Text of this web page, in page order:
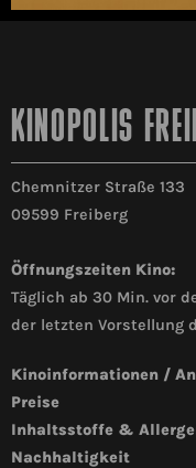
KINOPOLIS
Chemnitzer Straße 133
09599 Freiberg
Öffnungszeiten Kino:
Täglich ab 30 Min. vor
der letzten Vorstellung
Kinoinformationen /
Preise
Inhaltsstoffe &
Nachhaltigkeit